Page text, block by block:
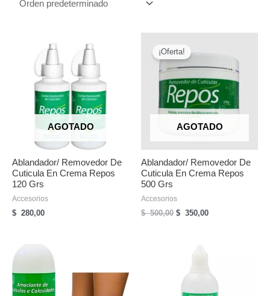
AGOTADO
Ablandador/ Removedor De
Cuticula En Crema Repos
120 Grs
Accesorios
$ 280,00
AGOTADO
¡Oferta!
Ablandador/ Removedor De
Cuticula En Crema Repos
500 Grs
Accesorios
$500,00 El
$ 350,00El